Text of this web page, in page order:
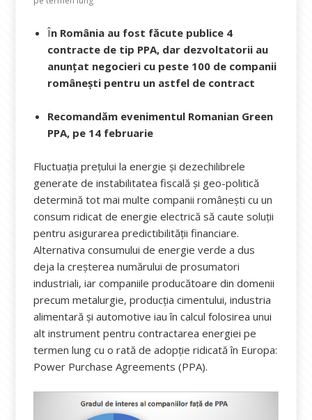
În România au fost făcute publice 4
contracte de tip PPA, dar dezvoltatorii au
anunțat negocieri cu peste 100 de companii
românești pentru un astfel de contract
Recomandăm evenimentul Romanian Green
PPA, pe 14 februarie
Fluctuația prețului la energie și dezechilibrele
generate de instabilitatea fiscală și geo-politică
determină tot mai multe companii românești cu un
consum ridicat de energie electrică să caute soluții
pentru asigurarea predictibilității financiare.
Alternativa consumului de energie verde a dus
deja la creșterea numărului de prosumatori
industriali, iar companiile producătoare din domenii
precum metalurgie, producția cimentului, industria
alimentară și automotive iau în calcul folosirea unui
alt instrument pentru contractarea energiei pe
termen lung cu o rată de adopție ridicată în Europa:
Power Purchase Agreements (PPA).